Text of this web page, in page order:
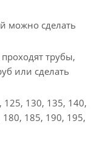
можно сделать
трубы,
или сделать
130, 135, 140,
185, 190, 195,